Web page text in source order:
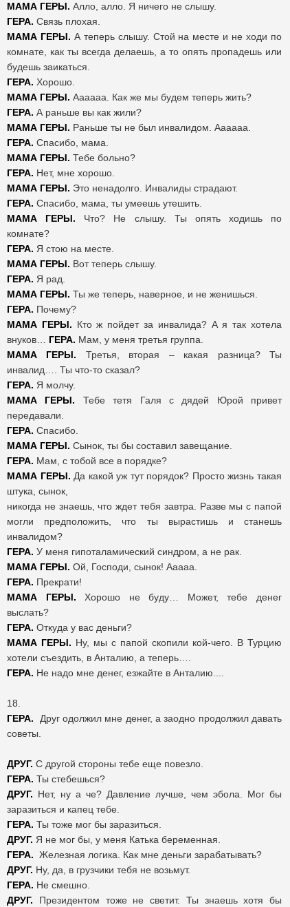
МАМА ГЕРЫ. Алло, алло. Я ничего не слышу.
ГЕРА. Связь плохая.
МАМА ГЕРЫ. А теперь слышу. Стой на месте и не ходи по
комнате, как ты всегда делаешь, а то опять пропадешь или
будешь заикаться.
ГЕРА. Хорошо.
МАМА ГЕРЫ. Аааааа. Как же мы будем теперь жить?
ГЕРА. А раньше вы как жили?
МАМА ГЕРЫ. Раньше ты не был инвалидом. Аааааа.
ГЕРА. Спасибо, мама.
МАМА ГЕРЫ. Тебе больно?
ГЕРА. Нет, мне хорошо.
МАМА ГЕРЫ. Это ненадолго. Инвалиды страдают.
ГЕРА. Спасибо, мама, ты умеешь утешить.
МАМА ГЕРЫ. Что? Не слышу. Ты опять ходишь по
комнате?
ГЕРА. Я стою на месте.
МАМА ГЕРЫ. Вот теперь слышу.
ГЕРА. Я рад.
МАМА ГЕРЫ. Ты же теперь, наверное, и не женишься.
ГЕРА. Почему?
МАМА ГЕРЫ. Кто ж пойдет за инвалида? А я так хотела
внуков… ГЕРА. Мам, у меня третья группа.
МАМА ГЕРЫ. Третья, вторая – какая разница? Ты
инвалид…. Ты что-то сказал?
ГЕРА. Я молчу.
МАМА ГЕРЫ. Тебе тетя Галя с дядей Юрой привет
передавали.
ГЕРА. Спасибо.
МАМА ГЕРЫ. Сынок, ты бы составил завещание.
ГЕРА. Мам, с тобой все в порядке?
МАМА ГЕРЫ. Да какой уж тут порядок? Просто жизнь такая
штука, сынок,
никогда не знаешь, что ждет тебя завтра. Разве мы с папой
могли предположить, что ты вырастишь и станешь
инвалидом?
ГЕРА. У меня гипоталамический синдром, а не рак.
МАМА ГЕРЫ. Ой, Господи, сынок! Ааааа.
ГЕРА. Прекрати!
МАМА ГЕРЫ. Хорошо не буду… Может, тебе денег
выслать?
ГЕРА. Откуда у вас деньги?
МАМА ГЕРЫ. Ну, мы с папой скопили кой-чего. В Турцию
хотели съездить, в Анталию, а теперь….
ГЕРА. Не надо мне денег, езжайте в Анталию....
18.
ГЕРА. Друг одолжил мне денег, а заодно продолжил давать
советы.
ДРУГ. С другой стороны тебе еще повезло.
ГЕРА. Ты стебешься?
ДРУГ. Нет, ну а че? Давление лучше, чем эбола. Мог бы
заразиться и капец тебе.
ГЕРА. Ты тоже мог бы заразиться.
ДРУГ. Я не мог бы, у меня Катька беременная.
ГЕРА. Железная логика. Как мне деньги зарабатывать?
ДРУГ. Ну, да, в грузчики тебя не возьмут.
ГЕРА. Не смешно.
ДРУГ. Президентом тоже не светит. Ты знаешь хотя бы